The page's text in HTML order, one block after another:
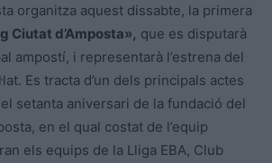
organitza aquest dissabte, la primera
Ciutat d’Amposta», que es disputarà
ampostí, i representarà l’estrena del
Es tracta d’un dels principals actes
setanta aniversari de la fundació del
en el qual costat de l’equip
els equips de la Lliga EBA, Club